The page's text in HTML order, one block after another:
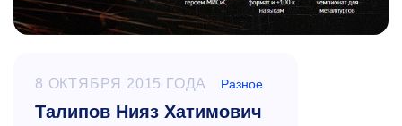
8 ОКТЯБРЯ 2015 ГОДА Разное
Талипов Нияз Хатимович